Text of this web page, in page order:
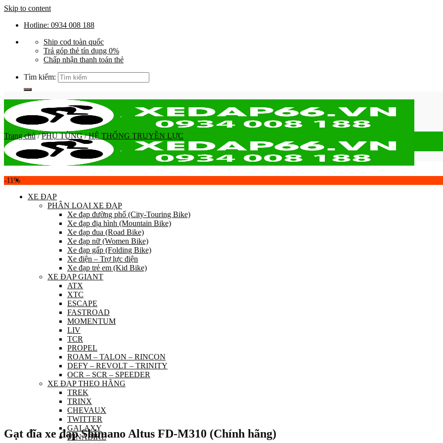
Skip to content
Hotline: 0934 008 188
Ship cod toàn quốc
Trả góp thẻ tín dụng 0%
Chấp nhận thanh toán thẻ
Tìm kiếm:
XE ĐẠP
PHÂN LOẠI XE ĐẠP
Xe đạp đường phố (City-Touring Bike)
Xe đạp địa hình (Mountain Bike)
Xe đạp đua (Road Bike)
Xe đạp nữ (Women Bike)
Xe đạp gấp (Folding Bike)
Xe điện – Trợ lực điện
Xe đạp trẻ em (Kid Bike)
XE ĐẠP GIANT
ATX
XTC
ESCAPE
FASTROAD
MOMENTUM
LIV
TCR
PROPEL
ROAM – TALON – RINCON
DEFY – REVOLT – TRINITY
OCR – SCR – SPEEDER
XE ĐẠP THEO HÃNG
TREK
TRINX
CHEVAUX
TWITTER
GALAXY
VINABIKE
Trang chủ / PHỤ TÙNG / HỆ THỐNG TRUYỀN LỰC
-11%
Gạt đĩa xe đạp Shimano Altus FD-M310 (Chính hãng)